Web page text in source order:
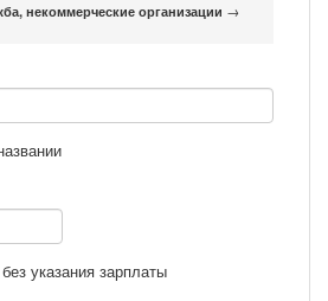
некоммерческие организации →
указания зарплаты